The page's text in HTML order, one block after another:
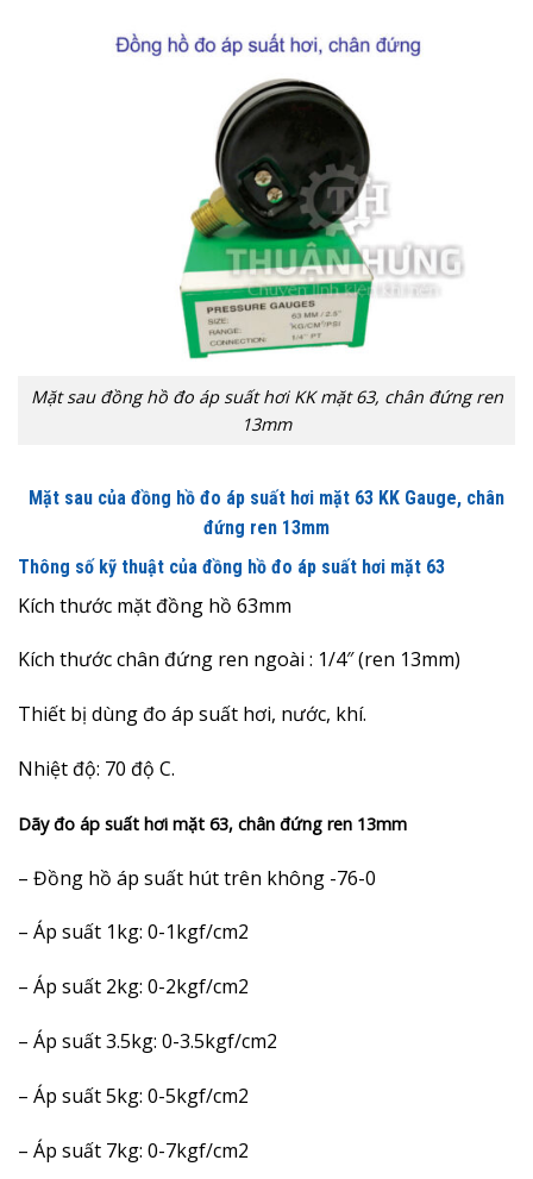
Mặt sau đồng hồ đo áp suất hơi KK mặt 63, chân đứng ren
13mm
Mặt sau của đồng hồ đo áp suất hơi mặt 63 KK Gauge, chân
đứng ren 13mm
Thông số kỹ thuật của đồng hồ đo áp suất hơi mặt 63
Kích thước mặt đồng hồ 63mm
Kích thước chân đứng ren ngoài : 1/4″ (ren 13mm)
Thiết bị dùng đo áp suất hơi, nước, khí.
Nhiệt độ: 70 độ C.
Dãy đo áp suất hơi mặt 63, chân đứng ren 13mm
– Đồng hồ áp suất hút trên không -76-0
– Áp suất 1kg: 0-1kgf/cm2
– Áp suất 2kg: 0-2kgf/cm2
– Áp suất 3.5kg: 0-3.5kgf/cm2
– Áp suất 5kg: 0-5kgf/cm2
– Áp suất 7kg: 0-7kgf/cm2